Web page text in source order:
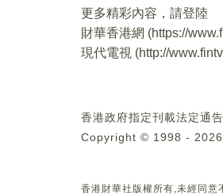
更多精彩內容，請登陸
財華香港網 (https://
現代電視 (http://
香港政府指定刊載法定通
Copyright © 1998 - 2026
香港財華社版權所有,未經同意